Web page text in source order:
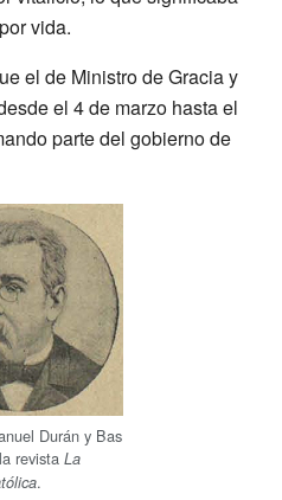
vida.
el de Ministro de Gracia y
el 4 de marzo hasta el
parte del gobierno de
Durán y Bas
revista La
.